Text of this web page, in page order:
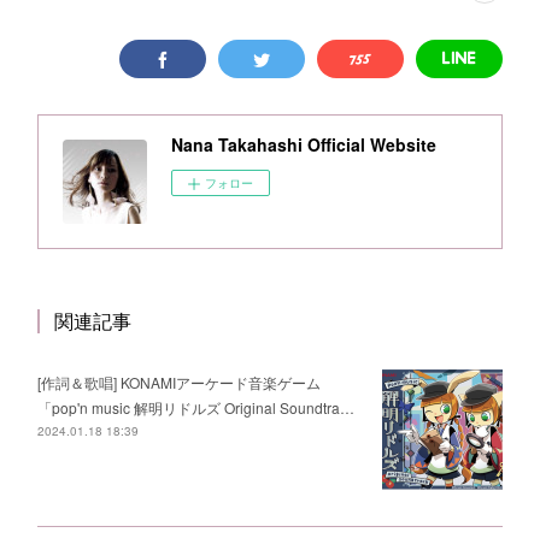
Nana Takahashi Official Website
フォロー
関連記事
[作詞＆歌唱] KONAMIアーケード音楽ゲーム
「pop'n music 解明リドルズ Original Soundtra…
2024.01.18 18:39